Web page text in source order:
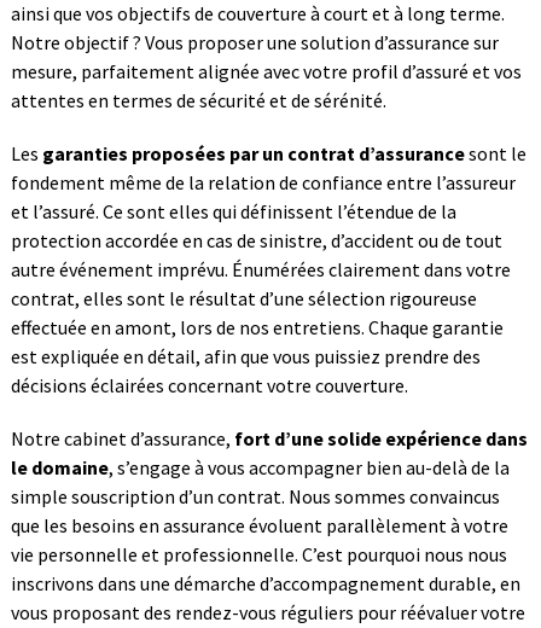
ainsi que vos objectifs de couverture à court et à long terme.
Notre objectif ? Vous proposer une solution d’assurance sur
mesure, parfaitement alignée avec votre profil d’assuré et vos
attentes en termes de sécurité et de sérénité.
Les garanties proposées par un contrat d’assurancesont le
fondement même de la relation de confiance entre l’assureur
et l’assuré. Ce sont elles qui définissent l’étendue de la
protection accordée en cas de sinistre, d’accident ou de tout
autre événement imprévu. Énumérées clairement dans votre
contrat, elles sont le résultat d’une sélection rigoureuse
effectuée en amont, lors de nos entretiens. Chaque garantie
est expliquée en détail, afin que vous puissiez prendre des
décisions éclairées concernant votre couverture.
Notre cabinet d’assurance, fort d’une solide expérience dans
le domaine, s’engage à vous accompagner bien au-delà de la
simple souscription d’un contrat. Nous sommes convaincus
que les besoins en assurance évoluent parallèlement à votre
vie personnelle et professionnelle. C’est pourquoi nous nous
inscrivons dans une démarche d’accompagnement durable, en
vous proposant des rendez-vous réguliers pour réévaluer votre